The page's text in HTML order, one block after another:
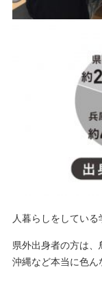
人暮らしをしている
県外出身者の方は、
沖縄など本当に色ん